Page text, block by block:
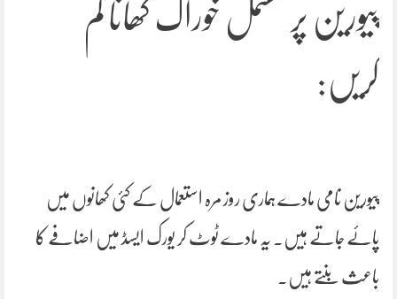
پیورین پر مشتمل خوراک کھانا کم
کریں:
پیورین نامی مادے ہماری روز مرہ استعمال کے کئی کھانوں میں
پائے جاتے ہیں۔ یہ مادے ٹوٹ کر یورک ایسڈ میں اضافے کا
باعث بنتے ہیں۔